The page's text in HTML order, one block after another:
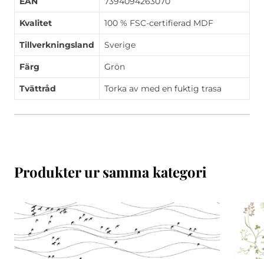
Kvalitet 100 % FSC-certifierad MDF
Tillverkningsland Sverige
Färg Grön
Tvättråd Torka av med en fuktig trasa
Produkter ur samma kategori